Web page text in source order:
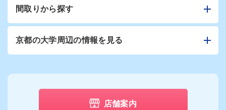
間取りから探す
京都の大学周辺の情報を見る
店舗案内